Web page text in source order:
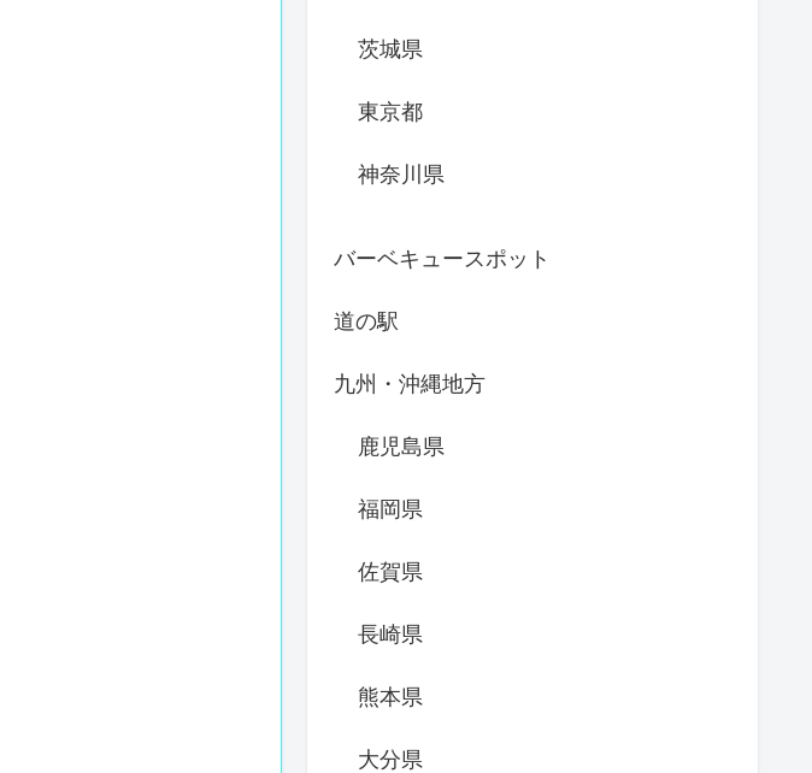
茨城県
東京都
神奈川県
バーベキュースポット
道の駅
九州・沖縄地方
鹿児島県
福岡県
佐賀県
長崎県
熊本県
大分県